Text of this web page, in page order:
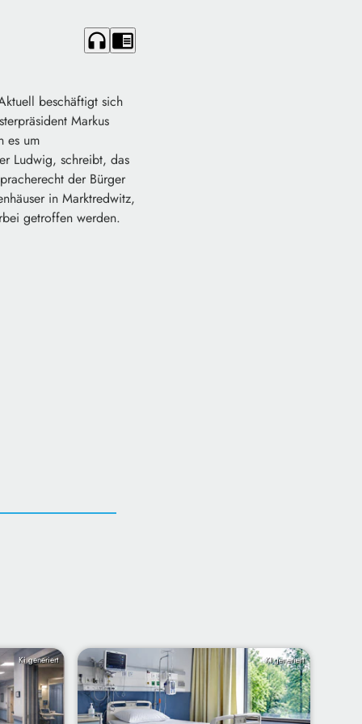
headphones chrome_reader_mode
beschäftigt sich
Markus
es um
Ludwig, schreibt, das
der Bürger
in Marktredwitz,
getroffen werden.
Ki generiert KI generiert